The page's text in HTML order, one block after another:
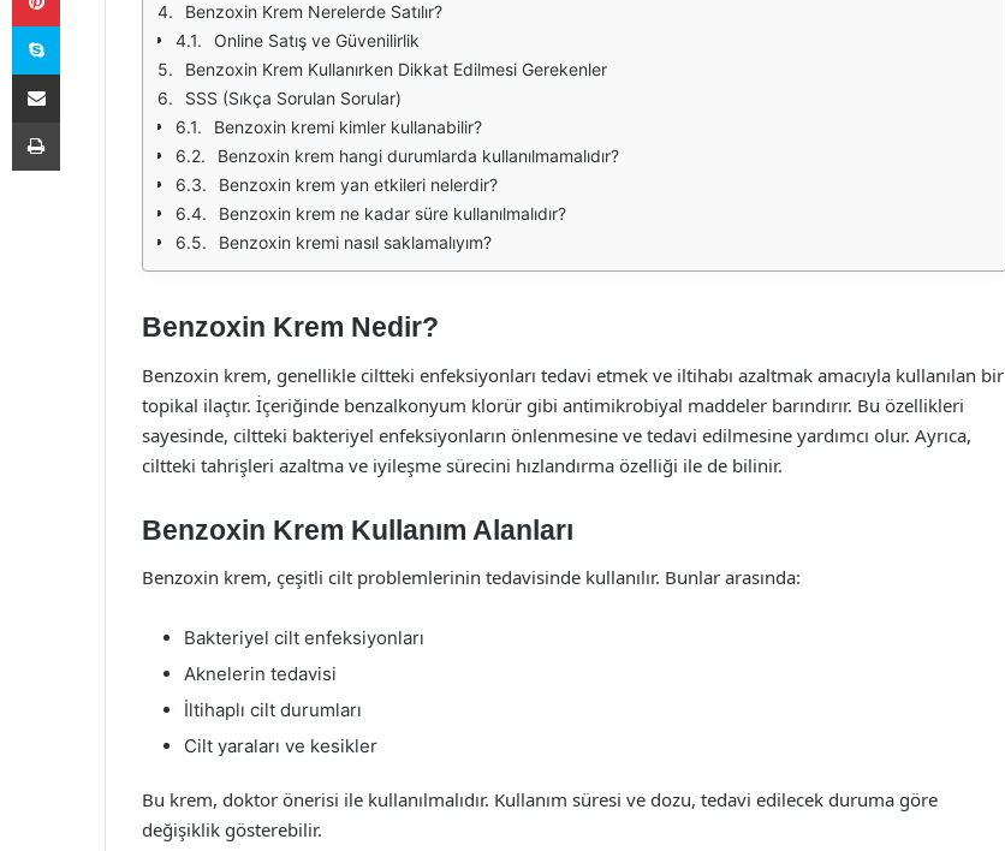
Benzoxin Krem Nerelerde Satılır?
Online Satış ve Güvenilirlik
Benzoxin Krem Kullanırken Dikkat Edilmesi Gerekenler
SSS (Sıkça Sorulan Sorular)
Benzoxin kremi kimler kullanabilir?
Benzoxin krem hangi durumlarda kullanılmamalıdır?
Benzoxin krem yan etkileri nelerdir?
Benzoxin krem ne kadar süre kullanılmalıdır?
Benzoxin kremi nasıl saklamalıyım?
Benzoxin Krem Nedir?
Benzoxin krem, genellikle ciltteki enfeksiyonları tedavi etmek ve iltihabı azaltmak amacıyla kullanılan bir
topikal ilaçtır. İçeriğinde benzalkonyum klorür gibi antimikrobiyal maddeler barındırır. Bu özellikleri
sayesinde, ciltteki bakteriyel enfeksiyonların önlenmesine ve tedavi edilmesine yardımcı olur. Ayrıca,
ciltteki tahrişleri azaltma ve iyileşme sürecini hızlandırma özelliği ile de bilinir.
Benzoxin Krem Kullanım Alanları
Benzoxin krem, çeşitli cilt problemlerinin tedavisinde kullanılır. Bunlar arasında:
Bakteriyel cilt enfeksiyonları
Aknelerin tedavisi
İltihaplı cilt durumları
Cilt yaraları ve kesikler
Bu krem, doktor önerisi ile kullanılmalıdır. Kullanım süresi ve dozu, tedavi edilecek duruma göre
değişiklik gösterebilir.
Skype
E-Posta ile paylaş